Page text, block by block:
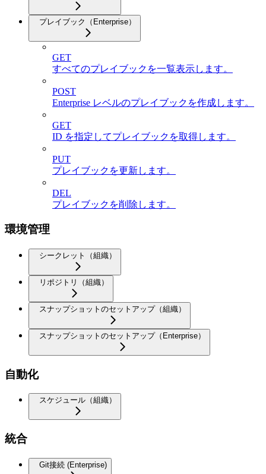
プレイブック（Enterprise）
GET
すべてのプレイブックを一覧表示します。
POST
Enterprise レベルのプレイブックを作成します。
GET
ID を指定してプレイブックを取得します。
PUT
プレイブックを更新します。
DEL
プレイブックを削除します。
環境管理
シークレット（組織）
リポジトリ（組織）
スナップショットのセットアップ（組織）
スナップショットのセットアップ（Enterprise）
自動化
スケジュール（組織）
統合
Git接続 (Enterprise)